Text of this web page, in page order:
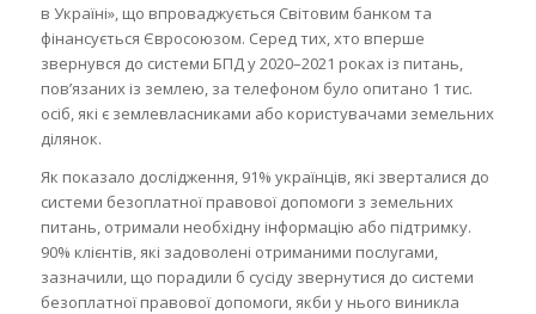
в Україні», що впроваджується Світовим банком та
фінансується Євросоюзом. Серед тих, хто вперше
звернувся до системи БПД у 2020–2021 роках із питань,
пов’язаних із землею, за телефоном було опитано 1 тис.
осіб, які є землевласниками або користувачами земельних
ділянок.
Як показало дослідження, 91% українців, які зверталися до
системи безоплатної правової допомоги з земельних
питань, отримали необхідну інформацію або підтримку.
90% клієнтів, які задоволені отриманими послугами,
зазначили, що порадили б сусіду звернутися до системи
безоплатної правової допомоги, якби у нього виникла